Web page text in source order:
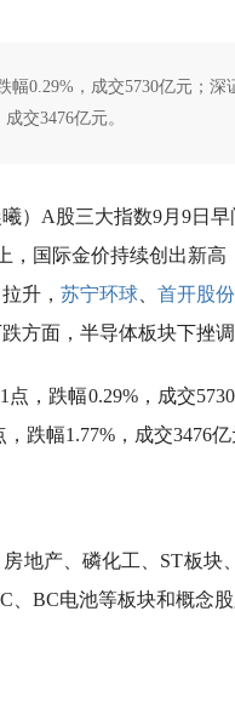
0.29%，成交5730亿元；深
交3476亿元。
）A股三大指数9月9日
，国际金价持续创出新高
升， 苏宁环球 首开股份
方面，半导体板块下挫调
，跌幅0.29%，成交
跌幅1.77%，成交3476亿
地产、磷化工、ST板块
BC电池等板块和概念股